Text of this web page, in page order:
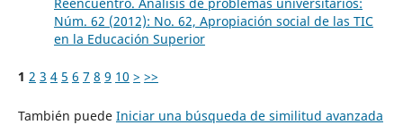
Núm. 62 (2012): No. 62, Apropiación social de las TIC
en la Educación Superior
1 2 3 4 5 6 7 8 9 10 > >>
También puede Iniciar una búsqueda de similitud avanzada